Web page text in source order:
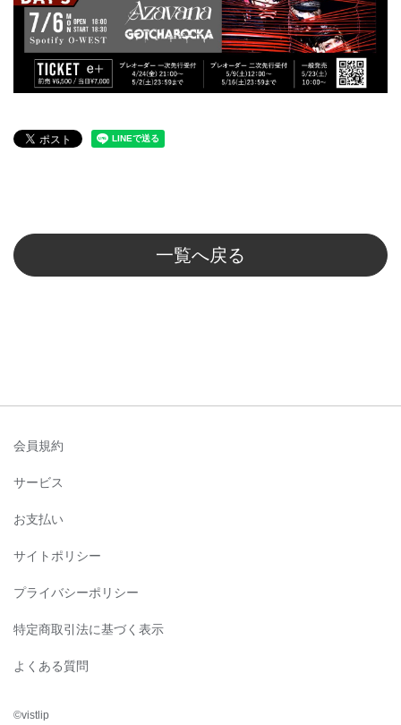
一覧へ戻る
会員規約
サービス
お支払い
サイトポリシー
プライバシーポリシー
特定商取引法に基づく表示
よくある質問
©︎vistlip